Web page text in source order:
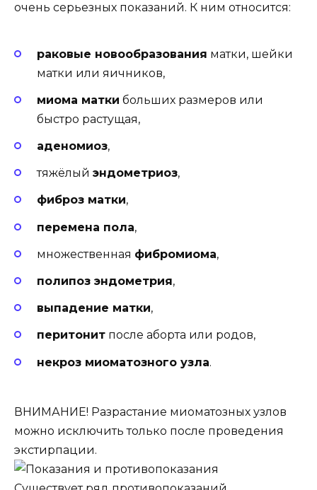
очень серьезных показаний. К ним относится:
раковые новообразования матки, шейки
матки или яичников,
миома матки больших размеров или
быстро растущая,
аденомиоз,
тяжёлый эндометриоз,
фиброз матки,
перемена пола,
множественная фибромиома,
полипоз эндометрия,
выпадение матки,
перитонит после аборта или родов,
некроз миоматозного узла.
ВНИМАНИЕ! Разрастание миоматозных узлов
можно исключить только после проведения
экстирпации.